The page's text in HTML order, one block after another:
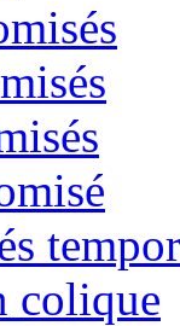
colique